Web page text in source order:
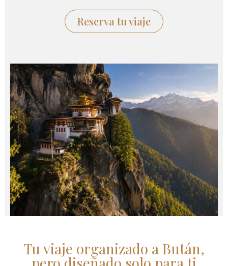
Reserva tu viaje
Tu viaje organizado a Bután,